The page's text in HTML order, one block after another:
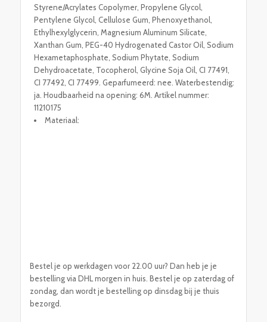
Styrene/Acrylates Copolymer, Propylene Glycol,
Pentylene Glycol, Cellulose Gum, Phenoxyethanol,
Ethylhexylglycerin, Magnesium Aluminum Silicate,
Xanthan Gum, PEG-40 Hydrogenated Castor Oil, Sodium
Hexametaphosphate, Sodium Phytate, Sodium
Dehydroacetate, Tocopherol, Glycine Soja Oil, CI 77491,
CI 77492, CI 77499. Geparfumeerd: nee. Waterbestendig:
ja. Houdbaarheid na opening: 6M. Artikel nummer:
11210175
Materiaal:
Bestel je op werkdagen voor 22.00 uur? Dan heb je je
bestelling via DHL morgen in huis. Bestel je op zaterdag of
zondag, dan wordt je bestelling op dinsdag bij je thuis
bezorgd.